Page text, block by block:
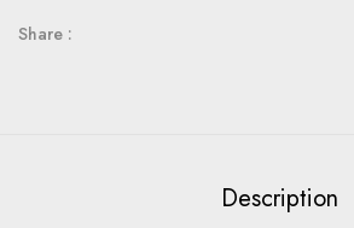
Share :
Description